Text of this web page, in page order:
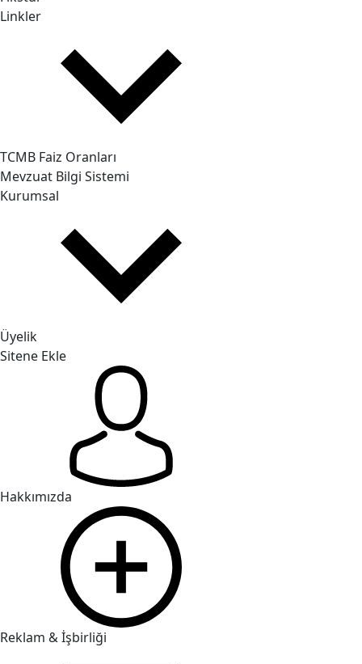
Linkler
TCMB Faiz Oranları
Mevzuat Bilgi Sistemi
Kurumsal
Üyelik
Sitene Ekle
Hakkımızda
Reklam & İşbirliği